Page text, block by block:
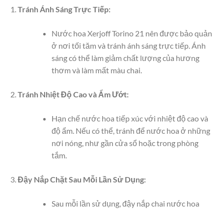
Tránh Ánh Sáng Trực Tiếp:
Nước hoa Xerjoff Torino 21 nên được bảo quản
ở nơi tối tăm và tránh ánh sáng trực tiếp. Ánh
sáng có thể làm giảm chất lượng của hương
thơm và làm mất màu chai.
Tránh Nhiệt Độ Cao và Ẩm Ướt:
Hạn chế nước hoa tiếp xúc với nhiệt độ cao và
độ ẩm. Nếu có thể, tránh để nước hoa ở những
nơi nóng, như gần cửa sổ hoặc trong phòng
tắm.
Đậy Nắp Chặt Sau Mỗi Lần Sử Dụng:
Sau mỗi lần sử dụng, đậy nắp chai nước hoa